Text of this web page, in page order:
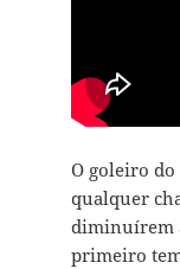
O goleiro do
qualquer
diminuírem
primeiro